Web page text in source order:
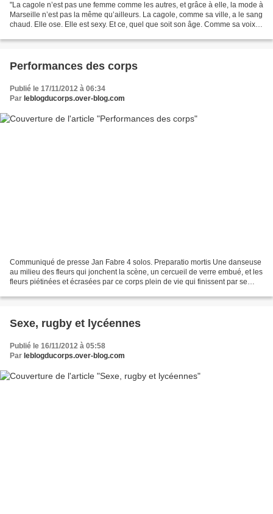
"La cagole n’est pas une femme comme les autres, et grâce à elle, la mode à
Marseille n’est pas la même qu’ailleurs. La cagole, comme sa ville, a le sang
chaud. Elle ose. Elle est sexy. Et ce, quel que soit son âge. Comme sa voix et
Performances des corps
Publié le 17/11/2012 à 06:34
Par leblogducorps.over-blog.com
Communiqué de presse Jan Fabre 4 solos. Preparatio mortis Une danseuse
au milieu des fleurs qui jonchent la scène, un cercueil de verre embué, et les
fleurs piétinées et écrasées par ce corps plein de vie qui finissent par se
Sexe, rugby et lycéennes
Publié le 16/11/2012 à 05:58
Par leblogducorps.over-blog.com